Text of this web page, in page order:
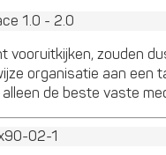
vooruitkijken, zouden
organisatie aan een
de beste vaste